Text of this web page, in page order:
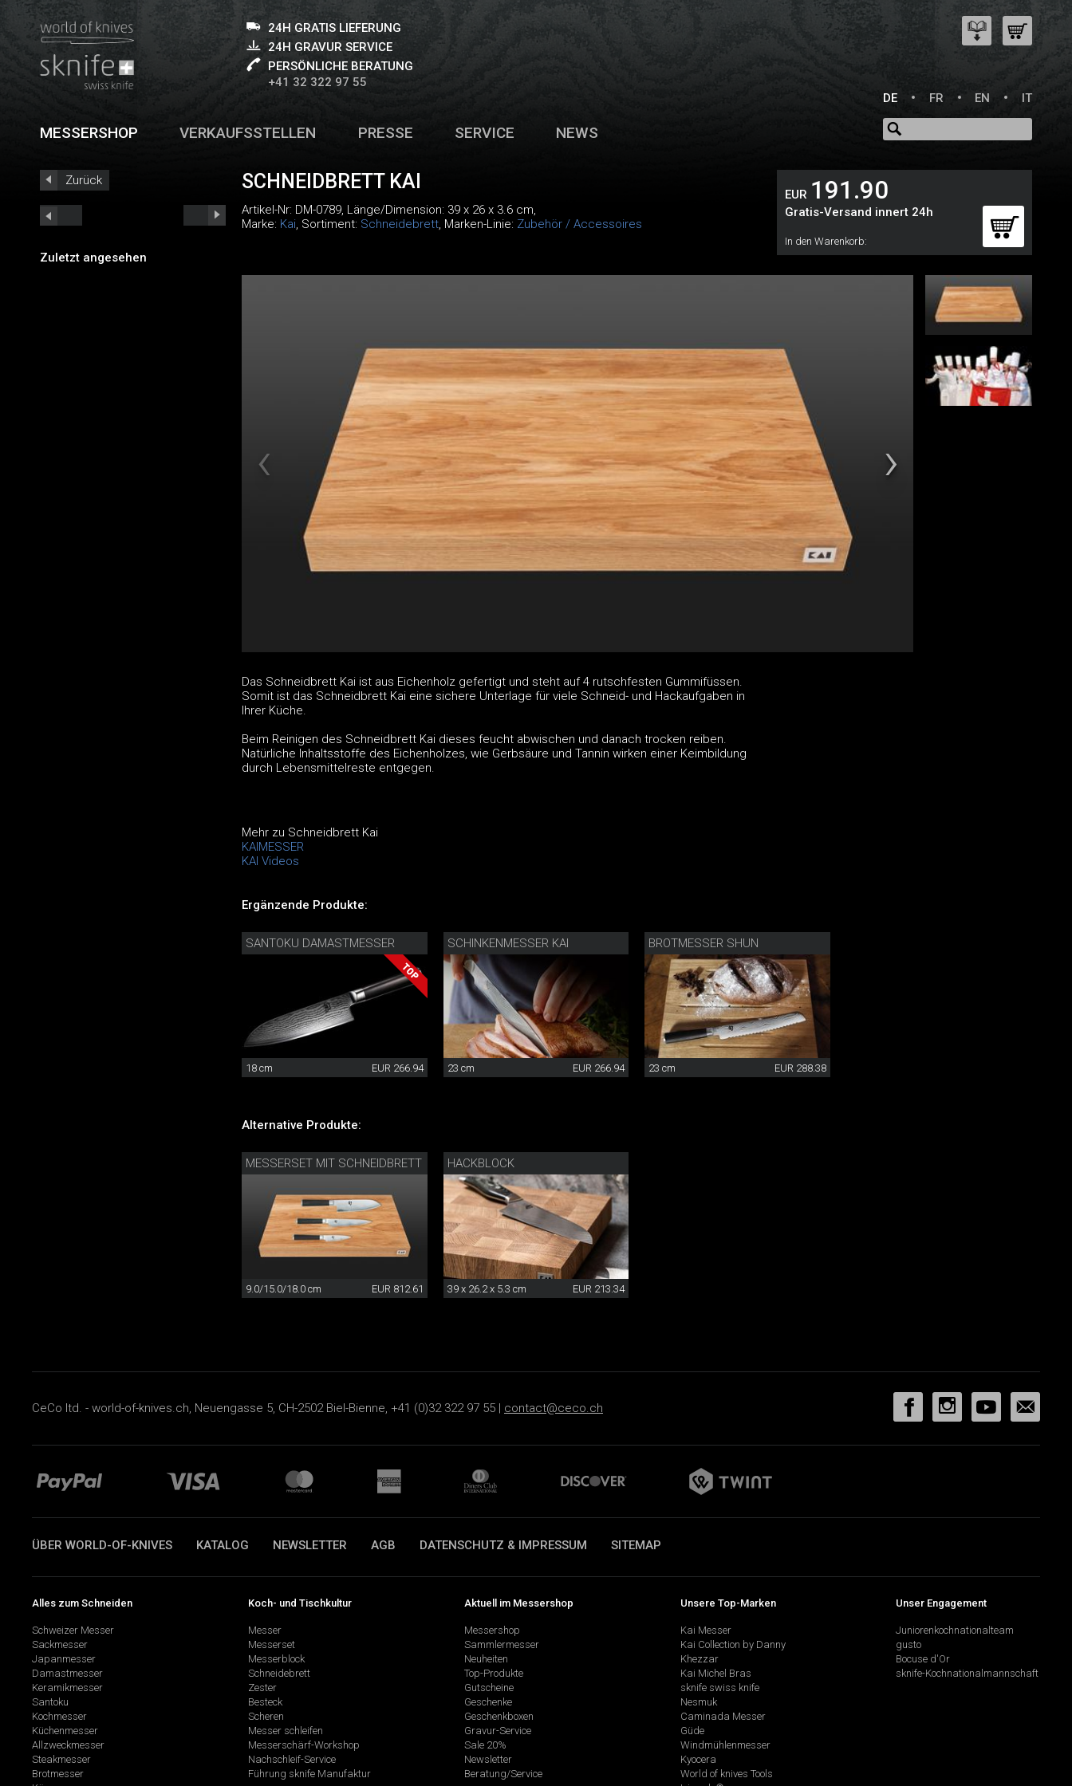
24H GRATIS LIEFERUNG
24H GRAVUR SERVICE
PERSÖNLICHE BERATUNG
+41 32 322 97 55
DE
FR EN IT
MESSERSHOP VERKAUFSSTELLEN PRESSE SERVICE NEWS
Zurück
Zuletzt angesehen
SCHNEIDBRETT KAI
Artikel-Nr: DM-0789, Länge/Dimension: 39 x 26 x 3.6 cm,
Marke: Kai, Sortiment: Schneidebrett, Marken-Linie: Zubehör / Accessoires
EUR 191.90
Gratis-Versand innert 24h
In den Warenkorb:
Das Schneidbrett Kai ist aus Eichenholz gefertigt und steht auf 4 rutschfesten Gummifüssen.
Somit ist das Schneidbrett Kai eine sichere Unterlage für viele Schneid- und Hackaufgaben in
Ihrer Küche.
Beim Reinigen des Schneidbrett Kai dieses feucht abwischen und danach trocken reiben.
Natürliche Inhaltsstoffe des Eichenholzes, wie Gerbsäure und Tannin wirken einer Keimbildung
durch Lebensmittelreste entgegen.
Mehr zu Schneidbrett Kai
KAIMESSER
KAI Videos
Ergänzende Produkte:
SANTOKU DAMASTMESSER
18 cm EUR 266.94
SCHINKENMESSER KAI
23 cm EUR 266.94
BROTMESSER SHUN
23 cm EUR 288.38
Alternative Produkte:
MESSERSET MIT SCHNEIDBRETT
9.0/15.0/18.0 cm EUR 812.61
HACKBLOCK
39 x 26.2 x 5.3 cm EUR 213.34
CeCo ltd. - world-of-knives.ch, Neuengasse 5, CH-2502 Biel-Bienne, +41 (0)32 322 97 55 | contact@ceco.ch
ÜBER WORLD-OF-KNIVES KATALOG NEWSLETTER AGB DATENSCHUTZ & IMPRESSUM SITEMAP
Alles zum Schneiden
Schweizer Messer
Sackmesser
Japanmesser
Damastmesser
Keramikmesser
Santoku
Kochmesser
Küchenmesser
Allzweckmesser
Steakmesser
Brotmesser
Koch- und Tischkultur
Messer
Messerset
Messerblock
Schneidebrett
Zester
Besteck
Scheren
Messer schleifen
Messerschärf-Workshop
Nachschleif-Service
Führung sknife Manufaktur
Aktuell im Messershop
Messershop
Sammlermesser
Neuheiten
Top-Produkte
Gutscheine
Geschenke
Geschenkboxen
Gravur-Service
Sale 20%
Newsletter
Beratung/Service
Unsere Top-Marken
Kai Messer
Kai Collection by Danny
Khezzar
Kai Michel Bras
sknife swiss knife
Nesmuk
Caminada Messer
Güde
Windmühlenmesser
Kyocera
World of knives Tools
Unser Engagement
Juniorenkochnationalteam
gusto
Bocuse d'Or
sknife-Kochnationalmannschaft